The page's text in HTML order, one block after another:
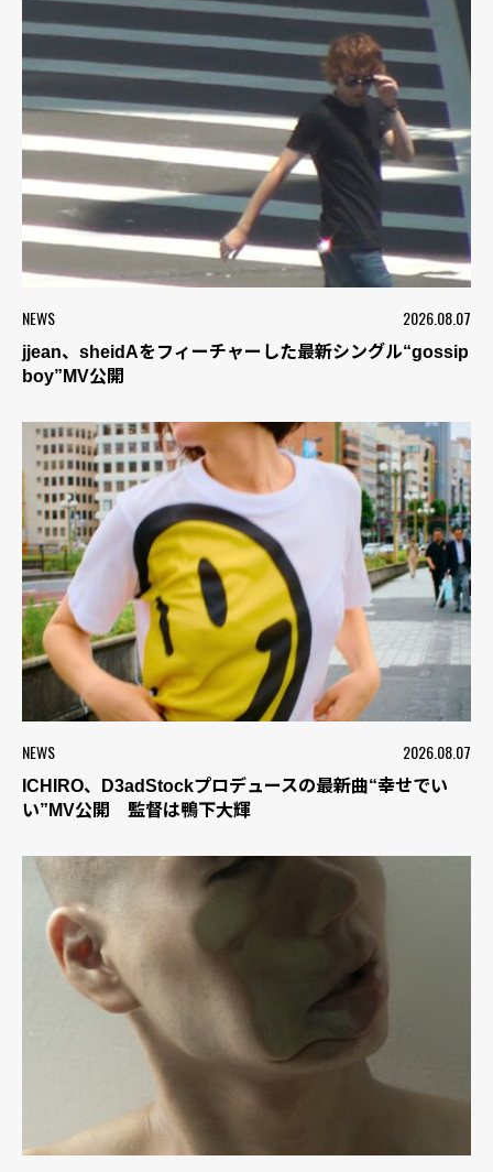
NEWS 2026.08.07
jjean、sheidAをフィーチャーした最新シングル“gossip
boy”MV公開
NEWS 2026.08.07
ICHIRO、D3adStockプロデュースの最新曲“幸せでい
い”MV公開 監督は鴨下大輝